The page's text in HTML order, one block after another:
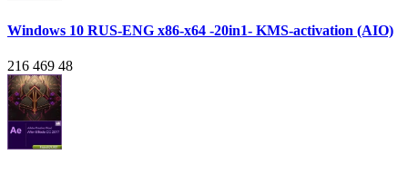
Windows 10 RUS-ENG x86-x64 -20in1- KMS-activation (AIO)
216 469 48